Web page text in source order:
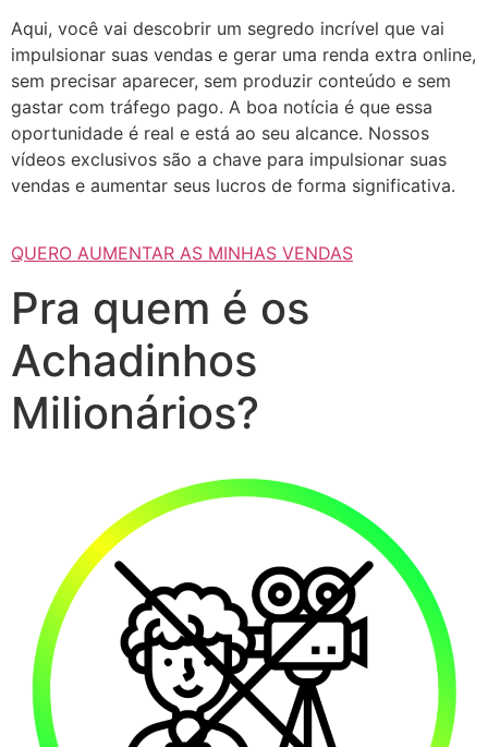
Aqui, você vai descobrir um segredo incrível que vai
impulsionar suas vendas e gerar uma renda extra online,
sem precisar aparecer, sem produzir conteúdo e sem
gastar com tráfego pago. A boa notícia é que essa
oportunidade é real e está ao seu alcance. Nossos
vídeos exclusivos são a chave para impulsionar suas
vendas e aumentar seus lucros de forma significativa.
QUERO AUMENTAR AS MINHAS VENDAS
Pra quem é os
Achadinhos
Milionários?